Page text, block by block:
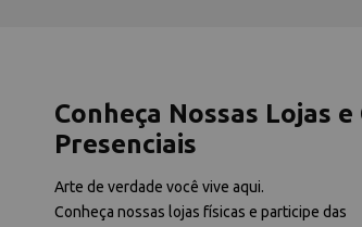
Conheça Nossas Lojas e
Presenciais
Arte de verdade você vive aqui.
Conheça nossas lojas físicas e participe das